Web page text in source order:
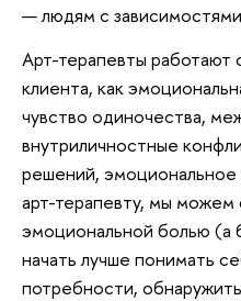
людям с
Арт-терапевты
клиента, как
чувство одиночества,
внутриличностные
решений,
арт-терапевту, мы можем
эмоциональной болью (а
начать лучше понимать
потребности,